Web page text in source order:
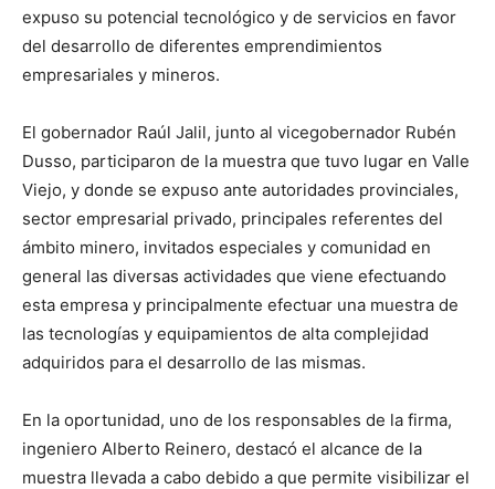
expuso su potencial tecnológico y de servicios en favor
del desarrollo de diferentes emprendimientos
empresariales y mineros.
El gobernador Raúl Jalil, junto al vicegobernador Rubén
Dusso, participaron de la muestra que tuvo lugar en Valle
Viejo, y donde se expuso ante autoridades provinciales,
sector empresarial privado, principales referentes del
ámbito minero, invitados especiales y comunidad en
general las diversas actividades que viene efectuando
esta empresa y principalmente efectuar una muestra de
las tecnologías y equipamientos de alta complejidad
adquiridos para el desarrollo de las mismas.
En la oportunidad, uno de los responsables de la firma,
ingeniero Alberto Reinero, destacó el alcance de la
muestra llevada a cabo debido a que permite visibilizar el